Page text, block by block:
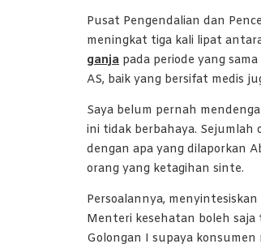
Pusat Pengendalian dan
meningkat tiga kali lipat
ganja pada periode yang
AS, baik yang bersifat medis
Saya belum pernah
ini tidak berbahaya. Sejumlah
dengan apa yang dilaporkan
orang yang ketagihan sinte.
Persoalannya,
Menteri kesehatan boleh
Golongan I supaya